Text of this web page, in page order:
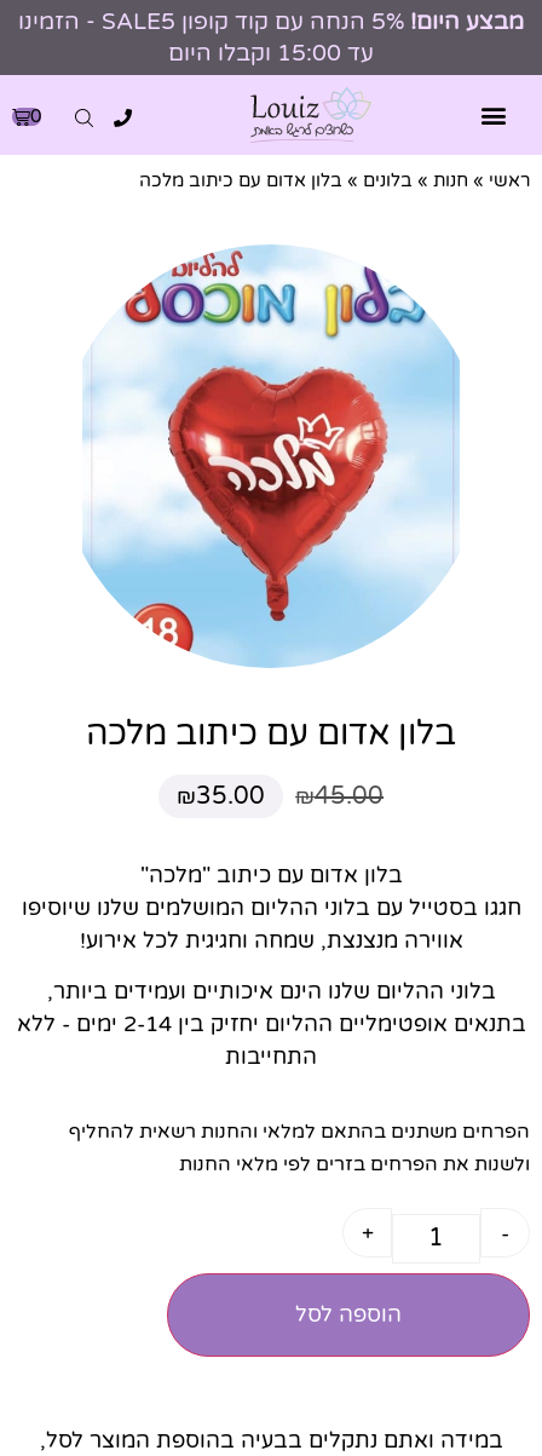
מבצע היום!
5% הנחה עם קוד קופון SALE5 - הזמינו
עד 15:00 וקבלו היום
0
ראשי » חנות » בלונים » בלון אדום עם כיתוב מלכה
בלון אדום עם כיתוב מלכה
₪45.00
₪35.00
בלון אדום עם כיתוב "מלכה"
חגגו בסטייל עם בלוני ההליום המושלמים שלנו שיוסיפו
אווירה מנצנצת, שמחה וחגיגית לכל אירוע!
בלוני ההליום שלנו הינם איכותיים ועמידים ביותר,
בתנאים אופטימליים ההליום יחזיק בין 2-14 ימים - ללא
התחייבות
הפרחים משתנים בהתאם למלאי והחנות רשאית להחליף
ולשנות את הפרחים בזרים לפי מלאי החנות
-
+
הוספה לסל
במידה ואתם נתקלים בבעיה בהוספת המוצר לסל,